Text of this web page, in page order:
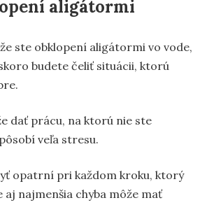
aligátormi
ste obklopení aligátormi vo vode,
budete čeliť situácii, ktorú
dať prácu, na ktorú nie ste
veľa stresu.
opatrní pri každom kroku, ktorý
najmenšia chyba môže mať